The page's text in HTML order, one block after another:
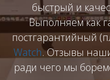
быстрый и
Выполняем как
постгарантийный
Watch. Отзывы
ради чего мы